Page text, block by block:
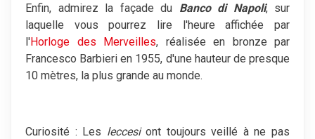
Enfin, admirez la façade du Banco di Napoli, sur
laquelle vous pourrez lire l'heure affichée par
l'Horloge des Merveilles, réalisée en bronze par
Francesco Barbieri en 1955, d'une hauteur de presque
10 mètres, la plus grande au monde.
Curiosité : Les leccesiont toujours veillé à ne pas